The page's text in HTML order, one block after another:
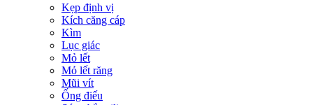
Kẹp định vị
Kích căng cáp
Kìm
Lục giác
Mỏ lết
Mỏ lết răng
Mũi vít
Ống điếu